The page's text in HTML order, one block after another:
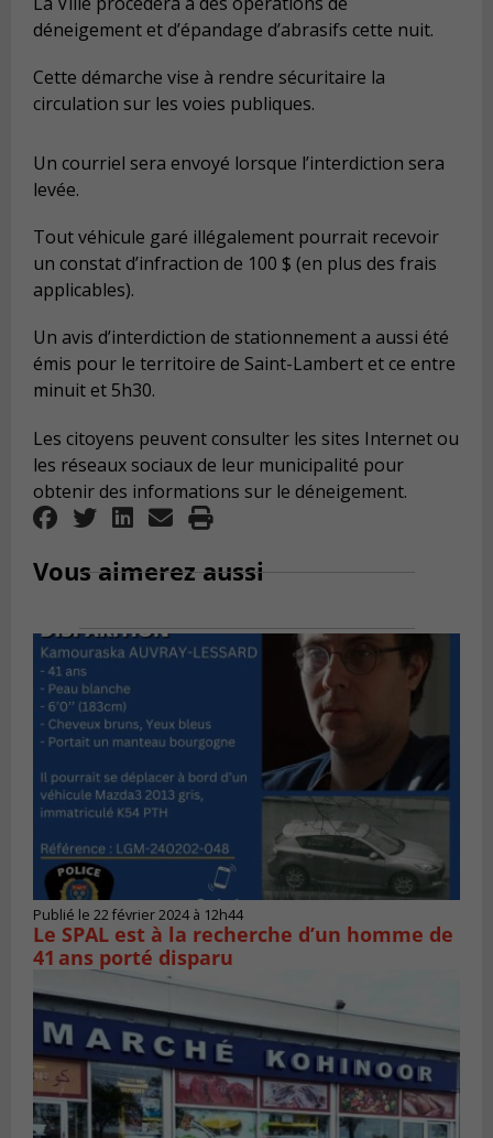
déneigement et d’épandage d’abrasifs cette nuit.
Cette démarche vise à rendre sécuritaire la
circulation sur les voies publiques.
Un courriel sera envoyé lorsque l’interdiction sera
levée.
Tout véhicule garé illégalement pourrait recevoir
un constat d’infraction de 100 $ (en plus des frais
applicables).
Un avis d’interdiction de stationnement a aussi été
émis pour le territoire de Saint-Lambert et ce entre
minuit et 5h30.
Les citoyens peuvent consulter les sites Internet ou
les réseaux sociaux de leur municipalité pour
obtenir des informations sur le déneigement.
Vous aimerez aussi
Publié le 22 février 2024 à 12h44
Le SPAL est à la recherche d’un homme de
41 ans porté disparu